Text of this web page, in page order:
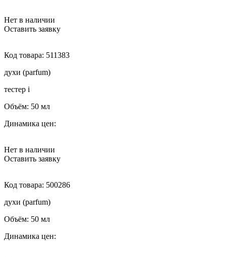
Нет в наличии
Оставить заявку
Код товара: 511383
духи (parfum)
тестер i
Объём: 50 мл
Динамика цен:
Нет в наличии
Оставить заявку
Код товара: 500286
духи (parfum)
Объём: 50 мл
Динамика цен: